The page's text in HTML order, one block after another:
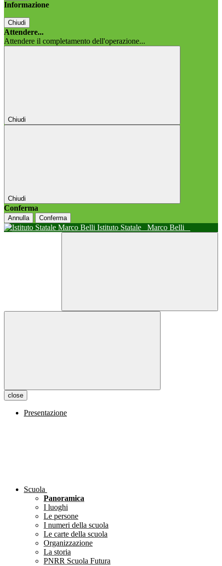
Informazione
Chiudi
Attendere...
Attendere il completamento dell'operazione...
Chiudi
Chiudi
Conferma
Annulla Conferma
Istituto Statale Marco Belli
close
Presentazione
Scuola
Panoramica
I luoghi
Le persone
I numeri della scuola
Le carte della scuola
Organizzazione
La storia
PNRR Scuola Futura